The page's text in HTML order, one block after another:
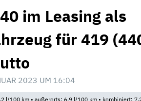
im Leasing als
für 419
2023 UM 16:04
l/100 km • außerorts: 6,9 l/100 km • kombiniert: